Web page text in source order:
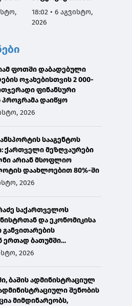
სამარცხვინო
სადაც აფხაზებს
18:02 • 6 აგვისტო,
2026
ფოთში დაბადებული
ოჯახებისთვის 2 000-
ფინანსური
პროგრამა დაიწყო
2026
სააგენტოს
ქართველი მეზღვაურები
არიან მსოფლიო
დაახლოებით 80%-ში
2026
საქართველოს
და ეკონომიკისა
ერთად ბათუმში
ინფრასტრუქტურულ
2026
ბაშის ადმინისტრაციულ
შენობის
მიმდინარეობს,